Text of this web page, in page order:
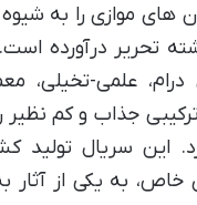
های موازی را به
تحریر درآورده
علمی-تخیلی،
جذاب و کم نظیر
این سریال تولید
به یکی از آثار